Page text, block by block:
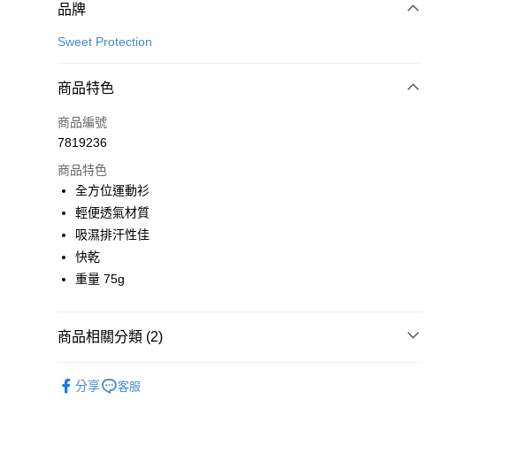
付款方式
信用卡一次付款
Apple Pay
Google Pay
運送方式
全家店到店
每筆NT$80，滿NT$10,000(含以上)免運費
每筆NT$80，滿NT$10,000(含以上)免運費
品牌
Sweet Protection
商品特色
商品編號
7819236
商品特色
全方位運動衫
輕便透氣材質
吸濕排汗性佳
快乾
重量 75g
商品相關分類 (2)
分享 客服